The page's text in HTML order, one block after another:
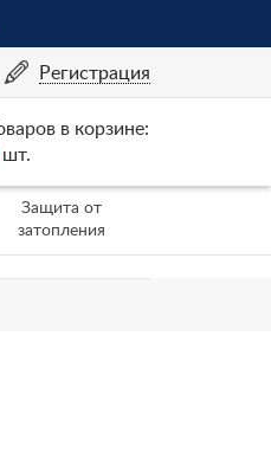
Регистрация
в корзине:
шт.
Защита от
затопления